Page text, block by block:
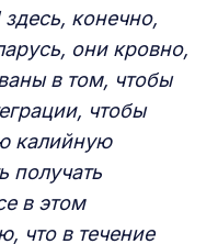
конечно,
они кровно,
в том, чтобы
чтобы
калийную
получать
в этом
что в течение